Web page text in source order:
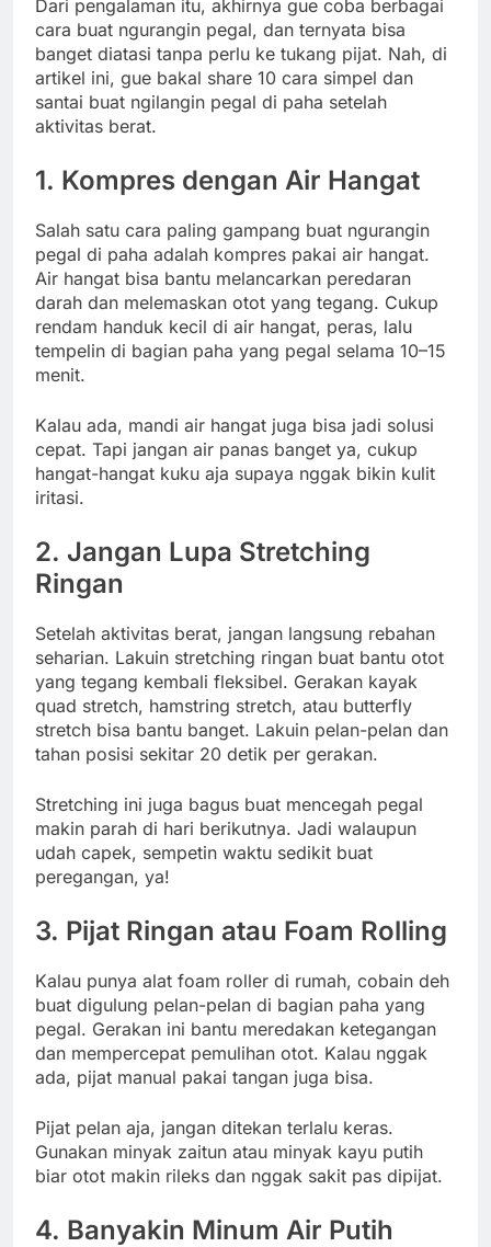
Dari pengalaman itu, akhirnya gue coba berbagai
cara buat ngurangin pegal, dan ternyata bisa
banget diatasi tanpa perlu ke tukang pijat. Nah, di
artikel ini, gue bakal share 10 cara simpel dan
santai buat ngilangin pegal di paha setelah
aktivitas berat.
1. Kompres dengan Air Hangat
Salah satu cara paling gampang buat ngurangin
pegal di paha adalah kompres pakai air hangat.
Air hangat bisa bantu melancarkan peredaran
darah dan melemaskan otot yang tegang. Cukup
rendam handuk kecil di air hangat, peras, lalu
tempelin di bagian paha yang pegal selama 10–15
menit.
Kalau ada, mandi air hangat juga bisa jadi solusi
cepat. Tapi jangan air panas banget ya, cukup
hangat-hangat kuku aja supaya nggak bikin kulit
iritasi.
2. Jangan Lupa Stretching
Ringan
Setelah aktivitas berat, jangan langsung rebahan
seharian. Lakuin stretching ringan buat bantu otot
yang tegang kembali fleksibel. Gerakan kayak
quad stretch, hamstring stretch, atau butterfly
stretch bisa bantu banget. Lakuin pelan-pelan dan
tahan posisi sekitar 20 detik per gerakan.
Stretching ini juga bagus buat mencegah pegal
makin parah di hari berikutnya. Jadi walaupun
udah capek, sempetin waktu sedikit buat
peregangan, ya!
3. Pijat Ringan atau Foam Rolling
Kalau punya alat foam roller di rumah, cobain deh
buat digulung pelan-pelan di bagian paha yang
pegal. Gerakan ini bantu meredakan ketegangan
dan mempercepat pemulihan otot. Kalau nggak
ada, pijat manual pakai tangan juga bisa.
Pijat pelan aja, jangan ditekan terlalu keras.
Gunakan minyak zaitun atau minyak kayu putih
biar otot makin rileks dan nggak sakit pas dipijat.
4. Banyakin Minum Air Putih